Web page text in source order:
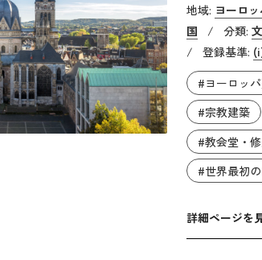
り囲む集中
そのドーム
のドーム建
のその天井
なども世界
した。大聖
れており、
ック様式の
ます。また
に最初に登
地域: ヨーロッ
国
/ 分類:
/
登録基準:
#ヨーロッ
#宗教建築
#教会堂・
#世界最初
詳細ページを